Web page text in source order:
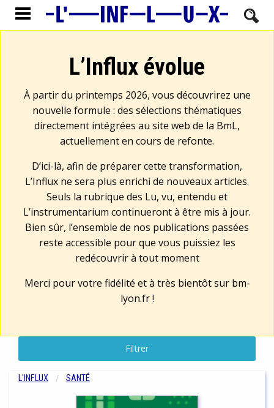
L’Influx évolue
À partir du printemps 2026, vous découvrirez une
nouvelle formule : des sélections thématiques
directement intégrées au site web de la BmL,
actuellement en cours de refonte.
D’ici-là, afin de préparer cette transformation,
L’Influx ne sera plus enrichi de nouveaux articles.
Seuls la rubrique des Lu, vu, entendu et
L’instrumentarium continueront à être mis à jour.
Bien sûr, l’ensemble de nos publications passées
reste accessible pour que vous puissiez les
redécouvrir à tout moment
Merci pour votre fidélité et à très bientôt sur bm-
lyon.fr!
Filtrer
L'INFLUX SANTÉ